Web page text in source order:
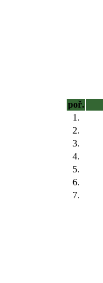
poř.
1.
2.
3.
4.
5.
6.
7.